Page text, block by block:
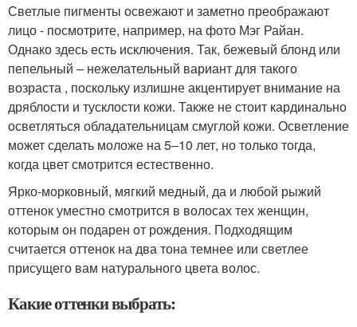
Светлые пигменты освежают и заметно преображают
лицо - посмотрите, например, на фото Мэг Райан.
Однако здесь есть исключения. Так, бежевый блонд или
пепельный – нежелательный вариант для такого
возраста , поскольку излишне акцентирует внимание на
дряблости и тусклости кожи. Также не стоит кардинально
осветляться обладательницам смуглой кожи. Осветление
может сделать моложе на 5–10 лет, но только тогда,
когда цвет смотрится естественно.
Ярко-морковный, мягкий медный, да и любой рыжий
оттенок уместно смотрится в волосах тех женщин,
которым он подарен от рождения. Подходящим
считается оттенок на два тона темнее или светлее
присущего вам натурального цвета волос.
Какие оттенки выбрать: